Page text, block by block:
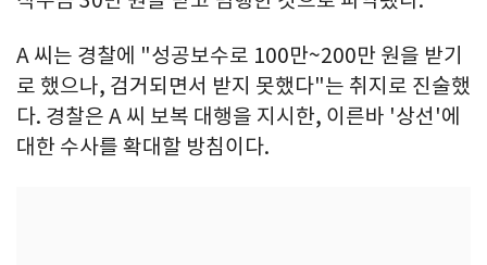
A 씨는 경찰에 "성공보수로 100만~200만 원을 받기
로 했으나, 검거되면서 받지 못했다"는 취지로 진술했
다. 경찰은 A 씨 보복 대행을 지시한, 이른바 '상선'에
대한 수사를 확대할 방침이다.